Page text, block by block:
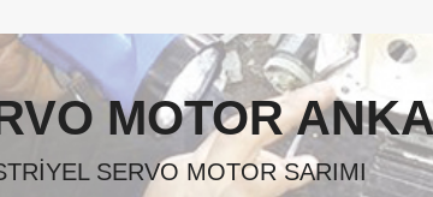
MOTOR
SERVO MOTOR SARIMI